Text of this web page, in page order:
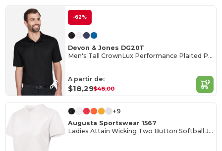
-62%
Devon & Jones DG20T
Men's Tall CrownLux Performance Plaited Polo
A partir de:
$18,29$48,00
+9
Augusta Sportswear 1567
Ladies Attain Wicking Two Button Softball Jersey